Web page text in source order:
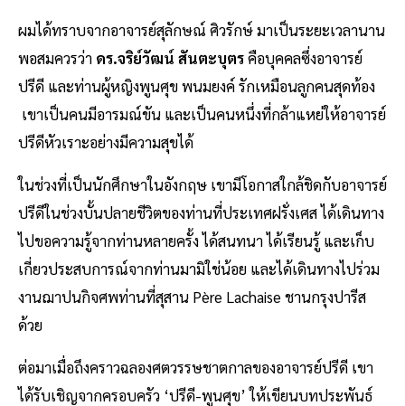
ผมได้ทราบจากอาจารย์สุลักษณ์ ศิวรักษ์ มาเป็นระยะเวลานาน
พอสมควรว่า ดร.จริย์วัฒน์ สันตะบุตรคือบุคคลซึ่งอาจารย์
ปรีดี และท่านผู้หญิงพูนศุข พนมยงค์ รักเหมือนลูกคนสุดท้อง
เขาเป็นคนมีอารมณ์ขัน และเป็นคนหนึ่งที่กล้าแหย่ให้อาจารย์
ปรีดีหัวเราะอย่างมีความสุขได้
ในช่วงที่เป็นนักศึกษาในอังกฤษ เขามีโอกาสใกล้ชิดกับอาจารย์
ปรีดีในช่วงบั้นปลายชีวิตของท่านที่ประเทศฝรั่งเศส ได้เดินทาง
ไปขอความรู้จากท่านหลายครั้ง ได้สนทนา ได้เรียนรู้ และเก็บ
เกี่ยวประสบการณ์จากท่านมามิใช่น้อย และได้เดินทางไปร่วม
งานฌาปนกิจศพท่านที่สุสาน Père Lachaise ชานกรุงปารีส
ด้วย
ต่อมาเมื่อถึงคราวฉลองศตวรรษชาตกาลของอาจารย์ปรีดี เขา
ได้รับเชิญจากครอบครัว ‘ปรีดี-พูนศุข’ ให้เขียนบทประพันธ์